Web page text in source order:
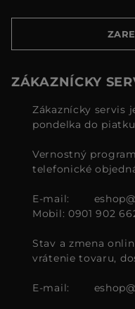
ZÁKAZNÍCKY
Zákaznícky servis
pondelka do
Vernostný
telefonické
E-mail:
Mobil: 0901 902
Stav a zmena
vrátenie tovaru,
E-mail: